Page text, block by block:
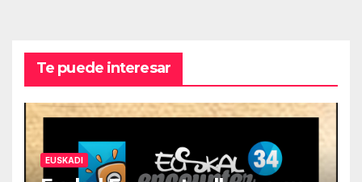
Te puede interesar
EUSKADI